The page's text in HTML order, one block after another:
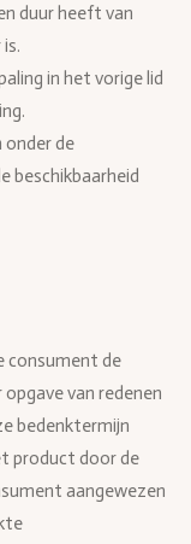
duur heeft van
in het vorige lid
onder de
beschikbaarheid
consument de
van redenen
bedenktermijn
product door de
aangewezen